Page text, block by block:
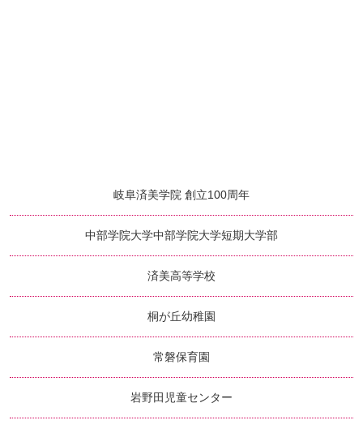
岐阜済美学院 創立100周年
中部学院大学中部学院大学短期大学部
済美高等学校
桐が丘幼稚園
常磐保育園
岩野田児童センター